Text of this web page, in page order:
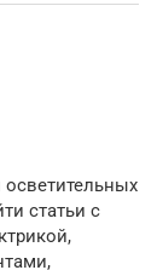
статьи с